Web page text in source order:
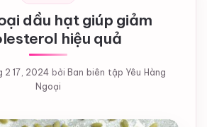
dầu hạt giúp giảm
hiệu quả
2 17, 2024 bởi Ban biên tập Yêu Hàng
Ngoại